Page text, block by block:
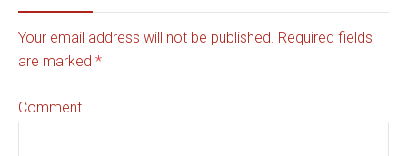
Your email address will not be published. Required fields
are marked *
Comment